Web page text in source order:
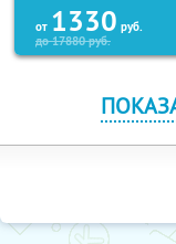
от 1330 руб.
до17880руб.